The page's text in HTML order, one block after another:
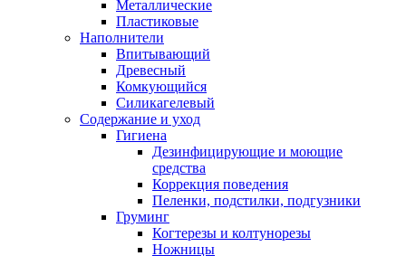
Металлические
Пластиковые
Наполнители
Впитывающий
Древесный
Комкующийся
Силикагелевый
Содержание и уход
Гигиена
Дезинфицирующие и моющие
средства
Коррекция поведения
Пеленки, подстилки, подгузники
Груминг
Когтерезы и колтунорезы
Ножницы